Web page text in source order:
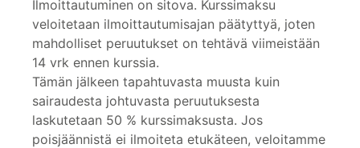
Ilmoittautuminen on sitova. Kurssimaksu
veloitetaan ilmoittautumisajan päätyttyä, joten
mahdolliset peruutukset on tehtävä viimeistään
14 vrk ennen kurssia.
Tämän jälkeen tapahtuvasta muusta kuin
sairaudesta johtuvasta peruutuksesta
laskutetaan 50 % kurssimaksusta. Jos
poisjäännistä ei ilmoiteta etukäteen, veloitamme